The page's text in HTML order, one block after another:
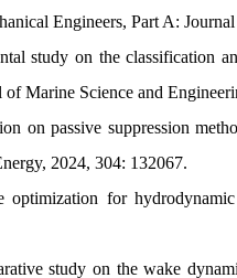
Engineers, Part A:
study on the classification
Marine Science and
on passive suppression
2024, 304: 132067.
for
study on the wake